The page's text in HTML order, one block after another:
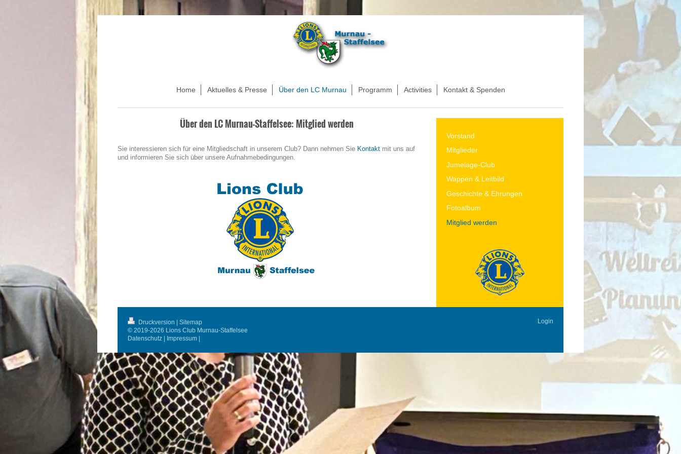
Home Aktuelles & Presse Über den LC Murnau Programm Activities Kontakt & Spenden
Über den LC Murnau-Staffelsee: Mitglied werden
Sie interessieren sich für eine Mitgliedschaft in unserem Club? Dann nehmen Sie Kontakt mit uns auf
und informieren Sie sich über unsere Aufnahmebedingungen.
Vorstand
Mitglieder
Jumelage-Club
Wappen & Leitbild
Geschichte & Ehrungen
Fotoalbum
Mitglied werden
Druckversion
Sitemap
© 2019-2026 Lions Club Murnau-Staffelsee
Datenschutz
Impressum
Login